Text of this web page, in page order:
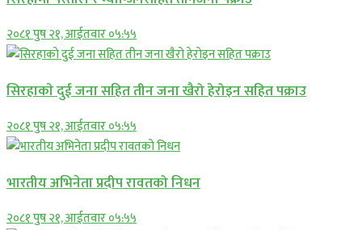
२०८१ पुष २१, आईतवार ०५:५५
सिरहाकाे दुई जना सहित तीन जना खैरो हेरोइन सहित पक्राउ
२०८१ पुष २१, आईतवार ०५:५५
भारतीय अभिनेता प्रदीप रावतको निधन
२०८१ पुष २१, आईतवार ०५:५५